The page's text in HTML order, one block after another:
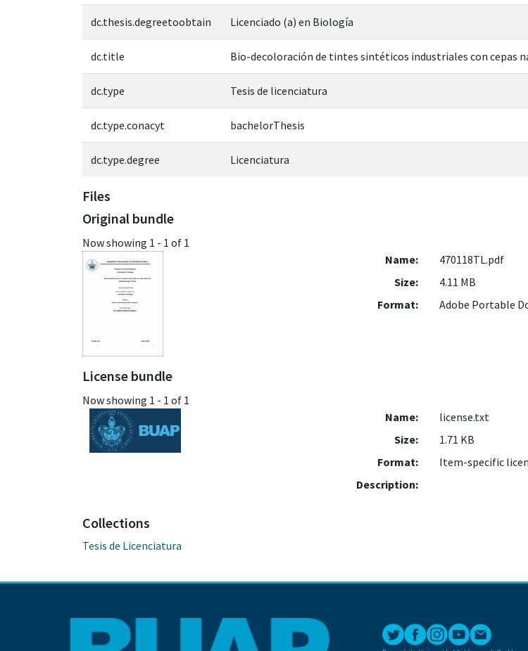
dc.thesis.degreetoobtain Licenciado (a) en Biología
dc.title Bio-decoloración de tintes sintéticos industriales con cepas
dc.type Tesis de licenciatura
dc.type.conacyt bachelorThesis
dc.type.degree Licenciatura
Files
Original bundle
Now showing 1 - 1 of 1
Name:
470118TL.pdf
Size:
4.11 MB
Format:
Adobe Portable
License bundle
Now showing 1 - 1 of 1
Name:
license.txt
Size:
1.71 KB
Format:
Item-specific
Description:
Collections
Tesis de Licenciatura